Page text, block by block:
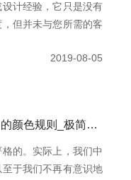
计经验，它只是没有
但并未与您所需的客
代表其品牌的设计。他
2019-08-05
成都网站定制：打破平面设计中的颜色规则_极简慕枫
的。实际上，我们中
于我们不再有意识地